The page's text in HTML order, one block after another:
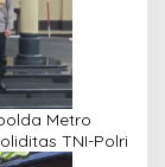
Metro
TNI-Polri